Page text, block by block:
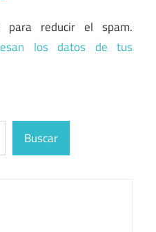
reducir el spam.
los datos de tus
Buscar